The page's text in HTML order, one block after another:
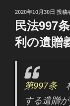
投
稿
日:
2020年10月30日 投稿
民法997
利の遺贈
第997条相
する遺贈が